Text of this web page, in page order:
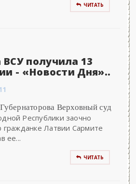
ЧИТАТЬ
получила 13
- «Новости Дня»..
Верховный суд
Республики заочно
гражданке Латвии Сармите
ее...
ЧИТАТЬ